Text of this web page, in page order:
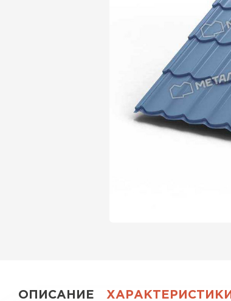
ОПИСАНИЕ ХАРАКТЕРИСТИКИ